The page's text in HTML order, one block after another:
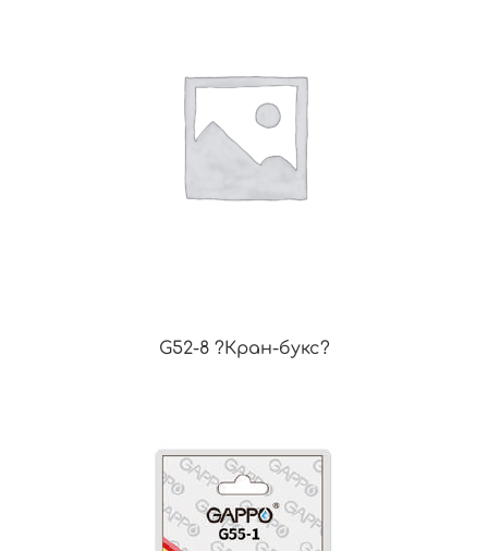
G52-8 ?Кран-букс?